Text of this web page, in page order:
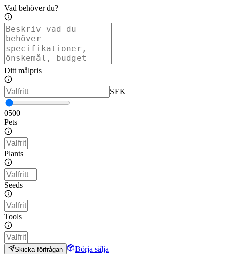
Vad behöver du?
Ditt målpris
SEK
0500
Pets
Plants
Seeds
Tools
Skicka förfrågan
Börja sälja